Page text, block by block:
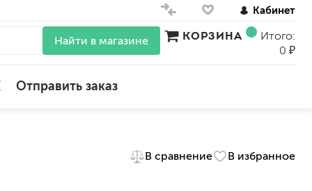
Кабинет
Найти в магазине КОРЗИНА
Итого:
0 ₽
Отправить заказ
В сравнение В избранное